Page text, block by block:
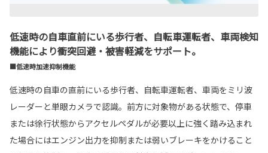
低速時の自車直前にいる歩行者、自転車運転者、車両検知
機能により衝突回避・被害軽減をサポート。
■低速時加速抑制機能
低速時の自車の直前にいる歩行者、自転車運転者、車両をミリ波
レーダーと単眼カメラで認識。前方に対象物がある状態で、停車
または徐行状態からアクセルペダルが必要以上に強く踏み込まれ
た場合にはエンジン出力を抑制または弱いブレーキをかけること